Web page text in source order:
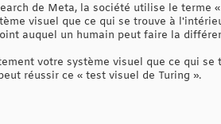
de Meta, la société utilise le terme
visuel que ce qui se trouve à
auquel un humain peut faire la
votre système visuel que ce qui
réussir ce « test visuel de Turing ».